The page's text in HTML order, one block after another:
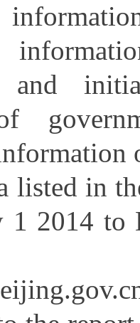
and
in the
1 2014 to